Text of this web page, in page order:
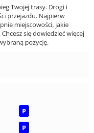
Twojej trasy. Drogi i
przejazdu. Najpierw
miejscowości, jakie
się dowiedzieć więcej
pozycję.
P
P